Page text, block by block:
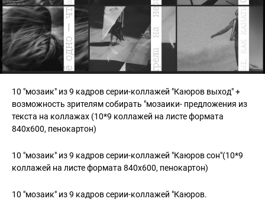
10 "мозаик" из 9 кадров серии-коллажей "Каюров выход" +
возможность зрителям собирать "мозаики- предложения из
текста на коллажах (10*9 коллажей на листе формата
840x600, пенокартон)
10 "мозаик" из 9 кадров серии-коллажей "Каюров сон"(10*9
коллажей на листе формата 840x600, пенокартон)
10 "мозаик" из 9 кадров серии-коллажей "Каюров.